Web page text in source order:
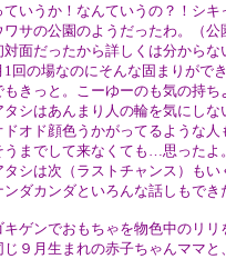
ていうか！なんていうの？！シ
ワサの公園のようだったわ。（
対面だったから詳しくは分から
1回の場なのにそんな固まりがで
もきっと。こーゆーのも気の持ち
タシはあんまり人の輪を気にし
ドオド顔色うかがってるような
うまでして来なくても…思ったよ
タシは次（ラストチャンス）もい
ンダカンダといろんな話しもで
キゲンでおもちゃを物色中のリリ
じ９月生まれの赤子ちゃんママ